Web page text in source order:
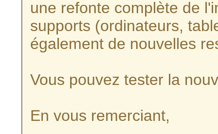
une refonte complète de
supports (ordinateurs,
également de nouvelles
Vous pouvez tester la
En vous remerciant,